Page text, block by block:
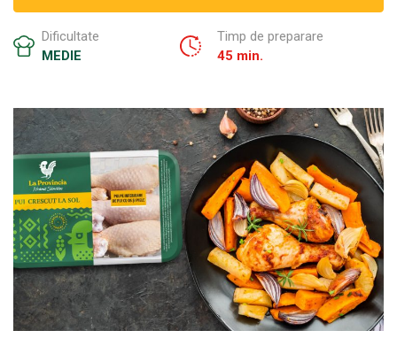
Dificultate
MEDIE
Timp de preparare
45 min.